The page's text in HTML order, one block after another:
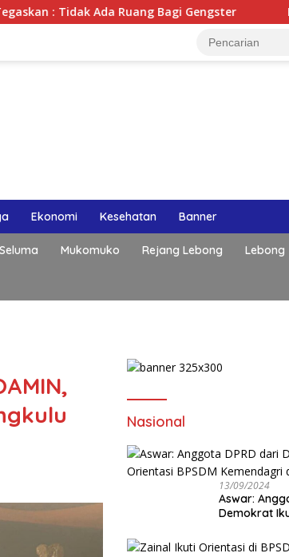
Ruang Bagi Gengster Lewat Podcast
Ekonomi Kesehatan Banner
Seluma Mukomuko Rejang Lebong Lebong
Nasional
13/09/2024
Aswar:
Demokrat